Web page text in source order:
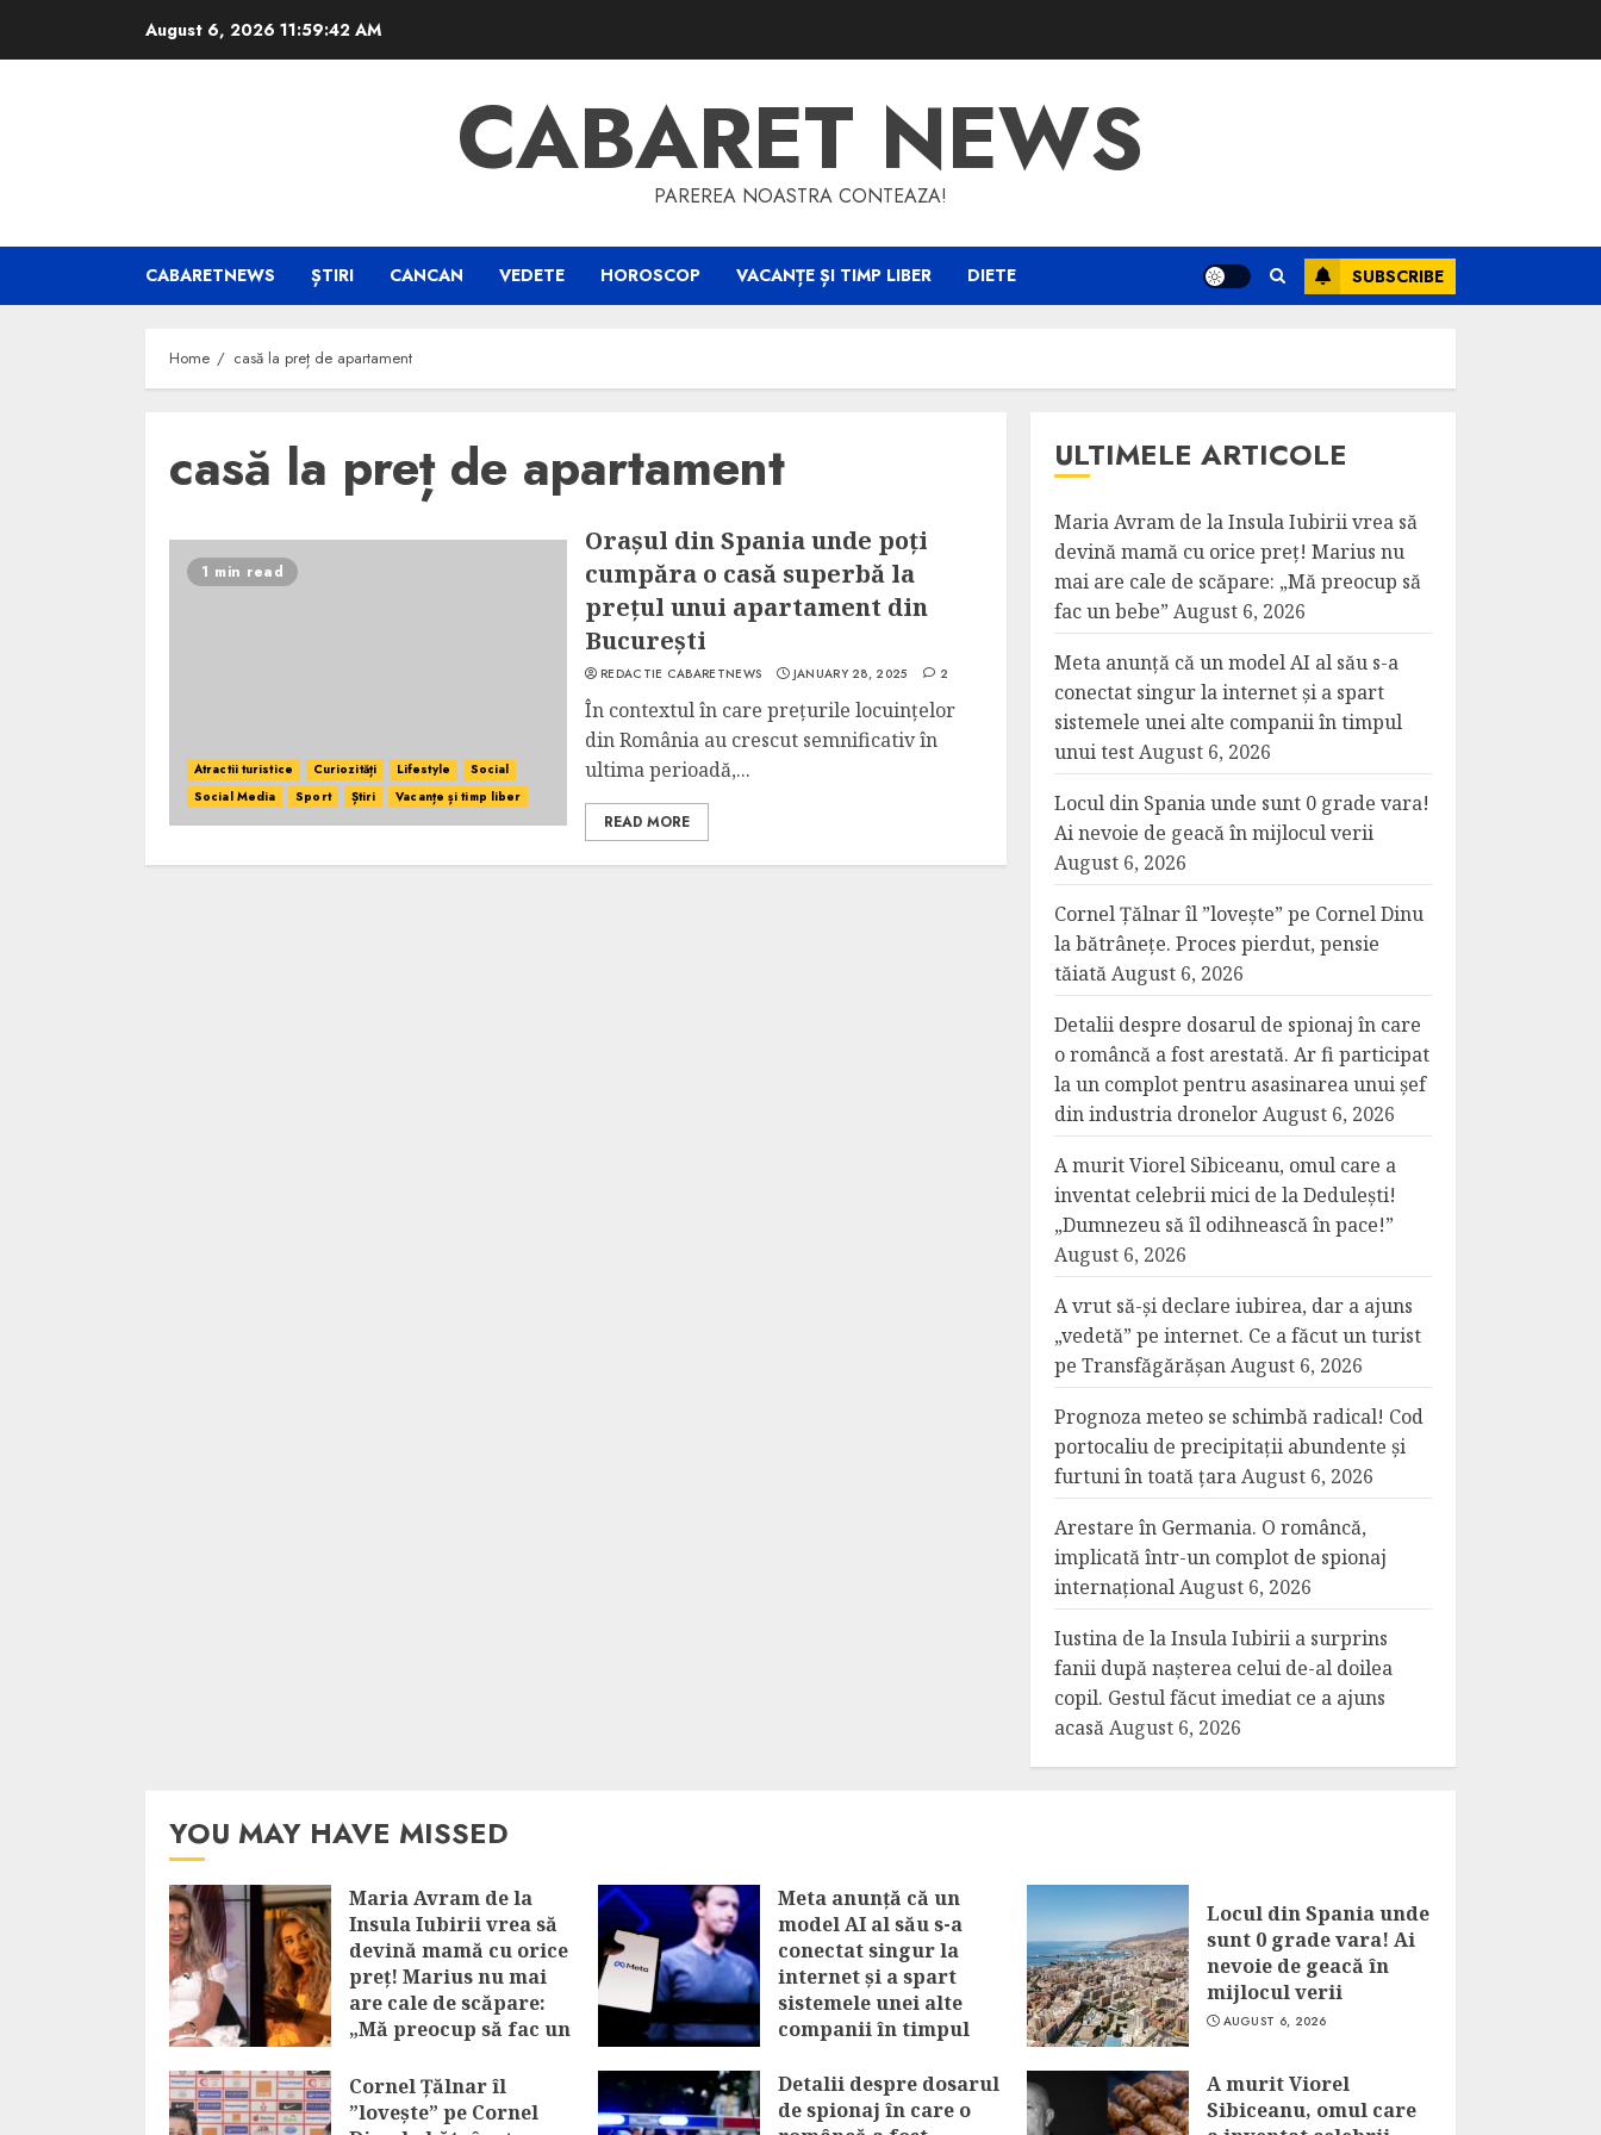
August 6, 2026 11:59:42 AM
CABARET NEWS
PAREREA NOASTRA CONTEAZA!
CABARETNEWS ȘTIRI CANCAN VEDETE HOROSCOP VACANȚE ȘI TIMP LIBER DIETE SUBSCRIBE
Home casă la preț de apartament
casă la preț de apartament
1 min read
Atractii turistice Curiozități Lifestyle
Social
Social Media
Sport Știri Vacanțe și timp liber
Orașul din Spania unde poți
cumpăra o casă superbă la
prețul unui apartament din
București
REDACTIE CABARETNEWS JANUARY 28, 2025 2
În contextul în care prețurile locuințelor
din România au crescut semnificativ în
ultima perioadă,...
READ MORE
ULTIMELE ARTICOLE
Maria Avram de la Insula Iubirii vrea să
devină mamă cu orice preț! Marius nu
mai are cale de scăpare: „Mă preocup să
fac un bebe” August 6, 2026
Meta anunță că un model AI al său s-a
conectat singur la internet și a spart
sistemele unei alte companii în timpul
unui testAugust 6, 2026
Locul din Spania unde sunt 0 grade vara!
Ai nevoie de geacă în mijlocul verii
August 6, 2026
Cornel Țălnar îl ”lovește” pe Cornel Dinu
la bătrânețe. Proces pierdut, pensie
tăiatăAugust 6, 2026
Detalii despre dosarul de spionaj în care
o româncă a fost arestată. Ar fi participat
la un complot pentru asasinarea unui șef
din industria dronelorAugust 6, 2026
A murit Viorel Sibiceanu, omul care a
inventat celebrii mici de la Dedulești!
„Dumnezeu să îl odihnească în pace!”
August 6, 2026
A vrut să-și declare iubirea, dar a ajuns
„vedetă” pe internet. Ce a făcut un turist
pe TransfăgărășanAugust 6, 2026
Prognoza meteo se schimbă radical! Cod
portocaliu de precipitații abundente și
furtuni în toată țaraAugust 6, 2026
Arestare în Germania. O româncă,
implicată într-un complot de spionaj
internaționalAugust 6, 2026
Iustina de la Insula Iubirii a surprins
fanii după nașterea celui de-al doilea
copil. Gestul făcut imediat ce a ajuns
acasăAugust 6, 2026
YOU MAY HAVE MISSED
Maria Avram de la
Insula Iubirii vrea să
devină mamă cu orice
preț! Marius nu mai
are cale de scăpare:
„Mă preocup să fac un
AUGUST 6, 2026
Meta anunță că un
model AI al său s-a
conectat singur la
internet și a spart
sistemele unei alte
companii în timpul
AUGUST 6, 2026
Locul din Spania unde
sunt 0 grade vara! Ai
nevoie de geacă în
mijlocul verii
AUGUST 6, 2026
Cornel Țălnar îl
”lovește” pe Cornel
Detalii despre dosarul
de spionaj în care o
A murit Viorel
Sibiceanu, omul care